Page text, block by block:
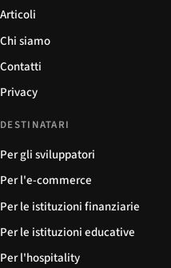
Articoli
Chi siamo
Contatti
Privacy
DESTINATARI
Per gli sviluppatori
Per l'e-commerce
Per le istituzioni finanziarie
Per le istituzioni educative
Per l'hospitality